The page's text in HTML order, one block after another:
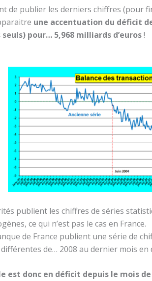
de publier les derniers chiffres (pour
une accentuation du déficit
pour… 5,968 milliards d’euros!
publient les chiffres de séries
ce qui n’est pas le cas en France.
de France publient une série de
de… 2008 au dernier mois en
est donc en déficit depuis le mois